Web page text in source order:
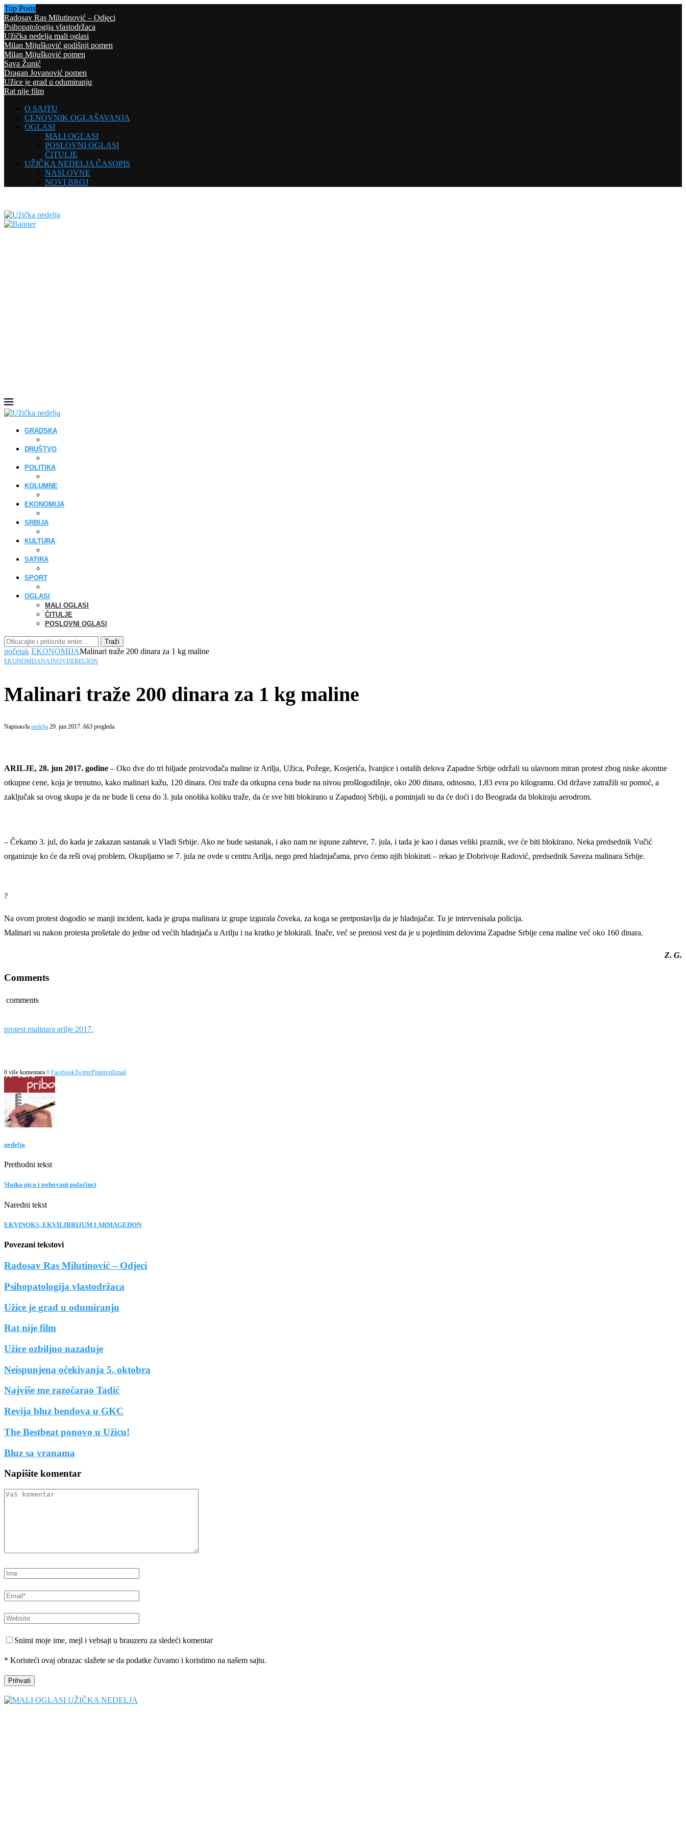
Top Posts
Radosav Ras Milutinović – Odjeci
Psihopatologija vlastodržaca
Užička nedelja mali oglasi
Milan Mijušković godišnji pomen
Milan Mijušković pomen
Sava Žunić
Dragan Jovanović pomen
Užice je grad u odumiranju
Rat nije film
O SAJTU
CENOVNIK OGLAŠAVANJA
OGLASI
MALI OGLASI
POSLOVNI OGLASI
ČITULJE
UŽIČKA NEDELJA ČASOPIS
NASLOVNE
NOVI BROJ
GRADSKA
DRUŠTVO
POLITIKA
KOLUMNE
EKONOMIJA
SRBIJA
KULTURA
SATIRA
SPORT
OGLASI
MALI OGLASI
ČITULJE
POSLOVNI OGLASI
Traži
početak EKONOMIJAMalinari traže 200 dinara za 1 kg maline
EKONOMIJANAJNOVIJEREGION
Malinari traže 200 dinara za 1 kg maline
Napisao/la nedelja 29. jun 2017. 663 pregleda
ARILJE, 28. jun 2017. godine – Oko dve do tri hiljade proizvođača maline iz Arilja, Užica, Požege, Kosjerića, Ivanjice i ostalih delova Zapadne Srbije održali su ulavnom miran protest zbog niske akontne
otkupne cene, koja je trenutno, kako malinari kažu, 120 dinara. Oni traže da otkupna cena bude na nivou prošlogodišnje, oko 200 dinara, odnosno, 1,83 evra po kilogramu. Od države zatražili su pomoć, a
zaključak sa ovog skupa je da ne bude li cena do 3. jula onolika koliku traže, da će sve biti blokirano u Zapadnoj Srbiji, a pominjali su da će doći i do Beograda da blokiraju aerodrom.
– Čekamo 3. jul, do kada je zakazan sastanak u Vladi Srbije. Ako ne bude sastanak, i ako nam ne ispune zahteve, 7. jula, i tada je kao i danas veliki praznik, sve će biti blokirano. Neka predsednik Vučić
organizuje ko će da reši ovaj problem. Okupljamo se 7. jula ne ovde u centru Arilja, nego pred hladnjačama, prvo ćemo njih blokirati – rekao je Dobrivoje Radović, predsednik Saveza malinara Srbije.
?
Na ovom protest dogodio se manji incident, kada je grupa malinara iz grupe izgurala čoveka, za koga se pretpostavlja da je hladnjačar. Tu je intervenisala policija.
Malinari su nakon protesta prošetale do jedne od većih hladnjača u Arilju i na kratko je blokirali. Inače, već se prenosi vest da je u pojedinim delovima Zapadne Srbije cena maline već oko 160 dinara.
Z. G.
Comments
comments
protest malinara arilje 2017.
0 više komentara 0 FacebookTwitterPinterestEmail
nedelja
Prethodni tekst
Slatka pica i pohovani palačinci
Naredni tekst
EKVINOKS, EKVILIBRIJUM I ARMAGEDON
Povezani tekstovi
Radosav Ras Milutinović – Odjeci
Psihopatologija vlastodržaca
Užice je grad u odumiranju
Rat nije film
Užice ozbiljno nazaduje
Neispunjena očekivanja 5. oktobra
Najviše me razočarao Tadić
Revija bluz bendova u GKC
The Bestbeat ponovo u Užicu!
Bluz sa vranama
Napišite komentar
Snimi moje ime, mejl i vebsajt u brauzeru za sledeći komentar
* Koristeći ovaj obrazac slažete se da podatke čuvamo i koristimo na našem sajtu.